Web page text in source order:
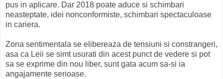
pus in aplicare. Dar 2018 poate aduce si schimbari
neasteptate, idei nonconformiste, schimbari spectaculoase
in cariera.
Zona sentimentala se elibereaza de tensiuni si constrangeri,
asa ca Leii se simt usurati din acest punct de vedere si pot
sa se exprime din nou liber, sunt gata acum sa-si ia
angajamente serioase.